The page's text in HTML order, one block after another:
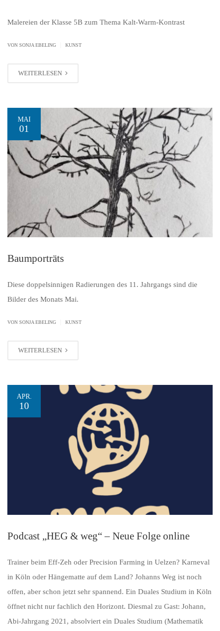
Malereien der Klasse 5B zum Thema Kalt-Warm-Kontrast
VON SONJA EBELING KUNST
WEITERLESEN
MAI
01
Baumporträts
Diese doppelsinnigen Radierungen des 11. Jahrgangs sind die
Bilder des Monats Mai.
VON SONJA EBELING KUNST
WEITERLESEN
APR.
10
Podcast „HEG & weg“ – Neue Folge online
Trainer beim Eff-Zeh oder Precision Farming in Uelzen? Karneval
in Köln oder Hängematte auf dem Land? Johanns Weg ist noch
offen, aber schon jetzt sehr spannend. Ein Duales Studium in Köln
öffnet nicht nur fachlich den Horizont. Diesmal zu Gast: Johann,
Abi-Jahrgang 2021, absolviert ein Duales Studium (Mathematik